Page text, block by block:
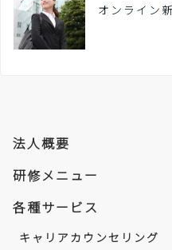
オンライン
法人概要
研修メニュー
各種サービス
キャリアカウンセリング